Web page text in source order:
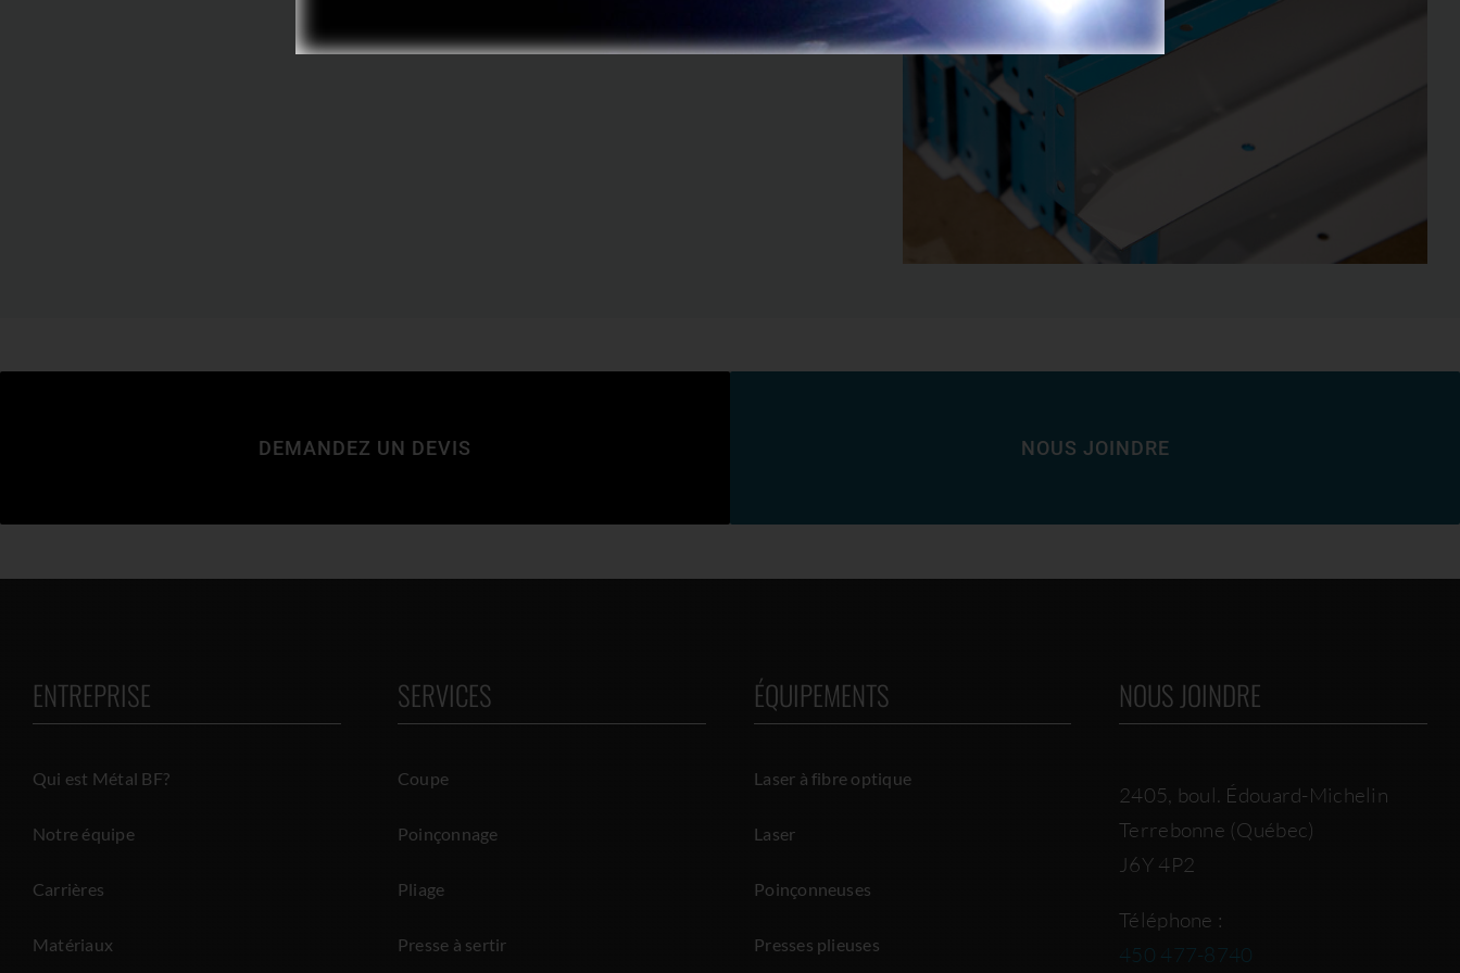
DEMANDEZ UN DEVIS NOUS JOINDRE
ENTREPRISE
Qui est Métal BF?
Notre équipe
Carrières
Matériaux
SERVICES
Coupe
Poinçonnage
Pliage
Presse à sertir
ÉQUIPEMENTS
Laser à fibre optique
Laser
Poinçonneuses
Presses plieuses
NOUS JOINDRE
2405, boul. Édouard-Michelin
Terrebonne (Québec)
J6Y 4P2
Téléphone :
450 477-8740